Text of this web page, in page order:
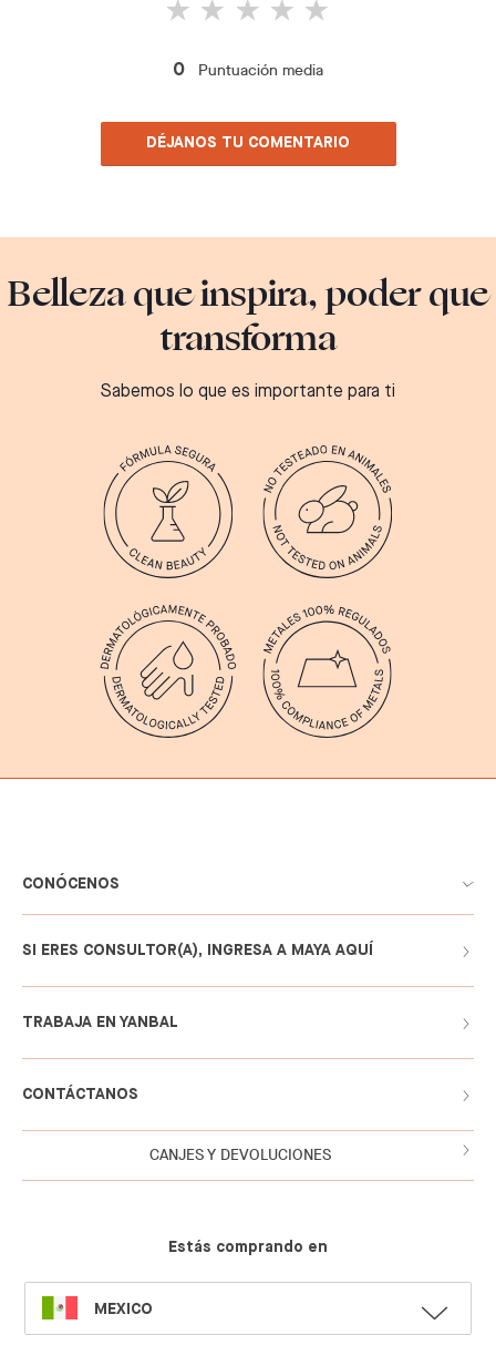
0 Puntuación media
DÉJANOS TU COMENTARIO
Belleza que inspira, poder que
transforma
Sabemos lo que es importante para ti
CONÓCENOS
SI ERES CONSULTOR(A), INGRESA A MAYA AQUÍ
TRABAJA EN YANBAL
CONTÁCTANOS
CANJES Y DEVOLUCIONES
Estás comprando en
SELECT
LANGUAGE
MEXICO